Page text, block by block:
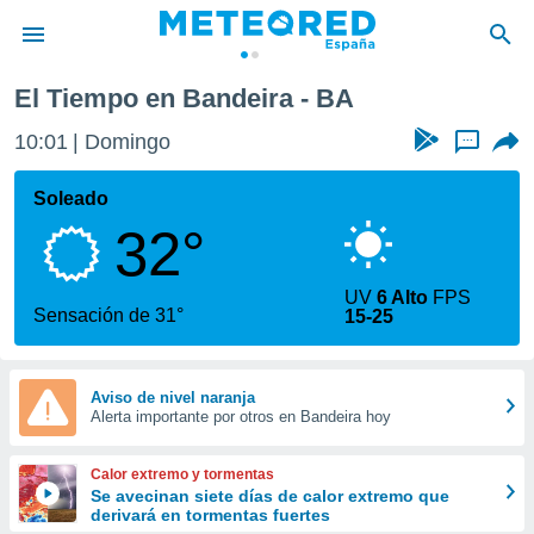
de
por
que se
calidad.
a este
las
y
forma
digital
basada
El Tiempo en Bandeira - BA
10:01 Domingo ...
Soleado
32°
Sensación de 31°
UV6 Alto FPS
15-25
Aviso de nivel naranja
Alerta importante por otros en Bandeira hoy
Calor extremo y tormentas
Se avecinan siete días de calor extremo que
derivará en tormentas fuertes